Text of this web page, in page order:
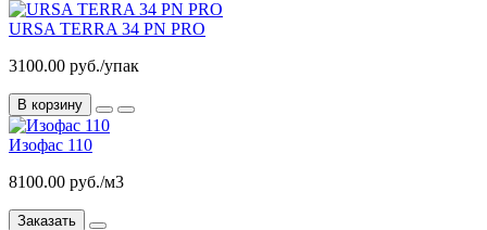
URSA TERRA 34 PN PRO
3100.00 руб./упак
В корзину
Изофас 110
8100.00 руб./м3
Заказать